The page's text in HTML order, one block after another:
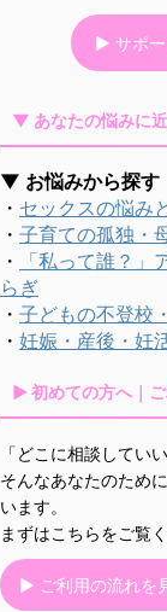
▶ サポー
▼ あなたの悩みに
▼ お悩みから探す
・ セックスの悩み
・ 子育ての孤独・
・
「私って誰？
らぎ
・ 子どもの不登校
・ 妊娠・産後・妊
▶ 初めての方へ｜
「どこに相談してい
そんなあなたのため
います。
まずはこちらをご覧く
▶ ご利用の流れを